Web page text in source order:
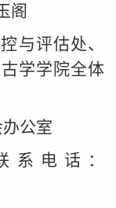
阁
与评估处、
学学院全体
公室
电话：